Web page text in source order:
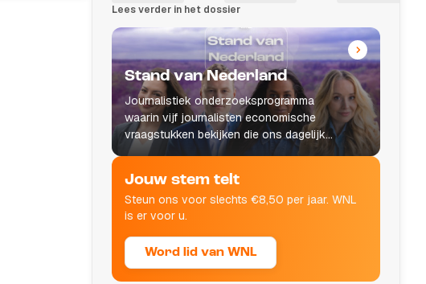
Lees verder in het dossier
Stand van Nederland
Journalistiek onderzoeksprogramma
waarin vijf journalisten economische
vraagstukken bekijken die ons dagelijks
leven raken.
Jouw stem telt
Steun ons voor slechts €8,50 per jaar. WNL
is er voor u.
Word lid van WNL